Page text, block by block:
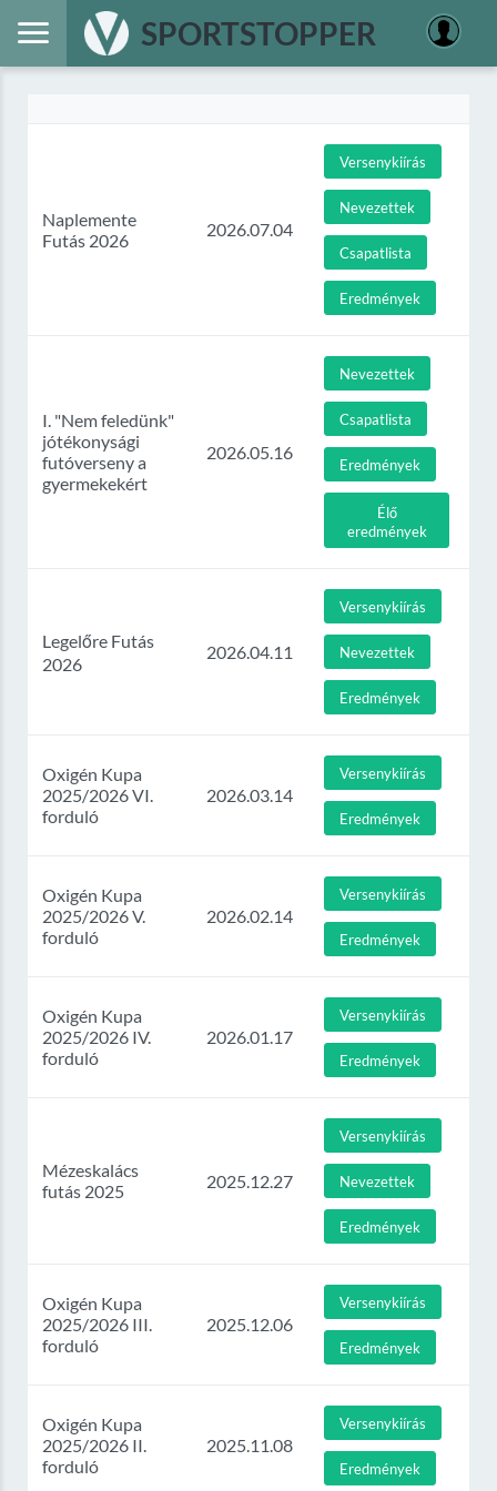
SPORTSTOPPER
Naplemente
Futás 2026
2026.07.04
Versenykiírás
Nevezettek
Csapatlista
Eredmények
I. "Nem feledünk"
jótékonysági
futóverseny a
gyermekekért
2026.05.16
Nevezettek
Csapatlista
Eredmények
Élő
eredmények
Legelőre Futás
2026
2026.04.11
Versenykiírás
Nevezettek
Eredmények
Oxigén Kupa
2025/2026 VI.
forduló
2026.03.14
Versenykiírás
Eredmények
Oxigén Kupa
2025/2026 V.
forduló
2026.02.14
Versenykiírás
Eredmények
Oxigén Kupa
2025/2026 IV.
forduló
2026.01.17
Versenykiírás
Eredmények
Mézeskalács
futás 2025
2025.12.27
Versenykiírás
Nevezettek
Eredmények
Oxigén Kupa
2025/2026 III.
forduló
2025.12.06
Versenykiírás
Eredmények
Oxigén Kupa
2025/2026 II.
forduló
2025.11.08
Versenykiírás
Eredmények